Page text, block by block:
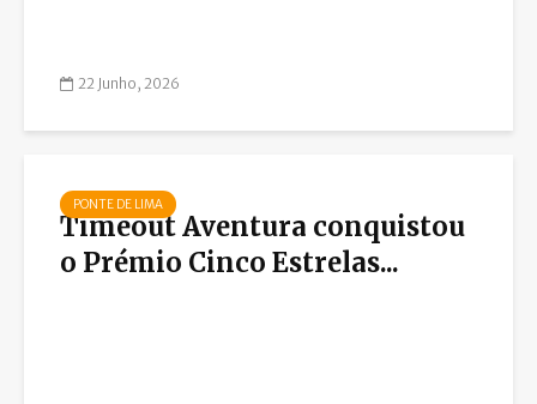
22 Junho, 2026
PONTE DE LIMA
Timeout Aventura conquistou
o Prémio Cinco Estrelas...